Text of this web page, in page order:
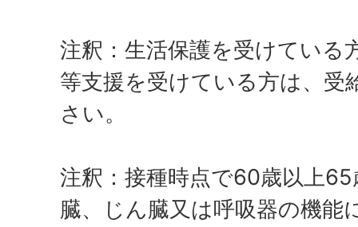
注釈：生活保護を受けている
等支援を受けている方は、受
さい。
注釈：接種時点で60歳以上
臓、じん臓又は呼吸器の機能